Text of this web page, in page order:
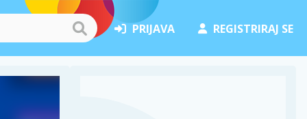
PRIJAVA REGISTRIRAJ SE